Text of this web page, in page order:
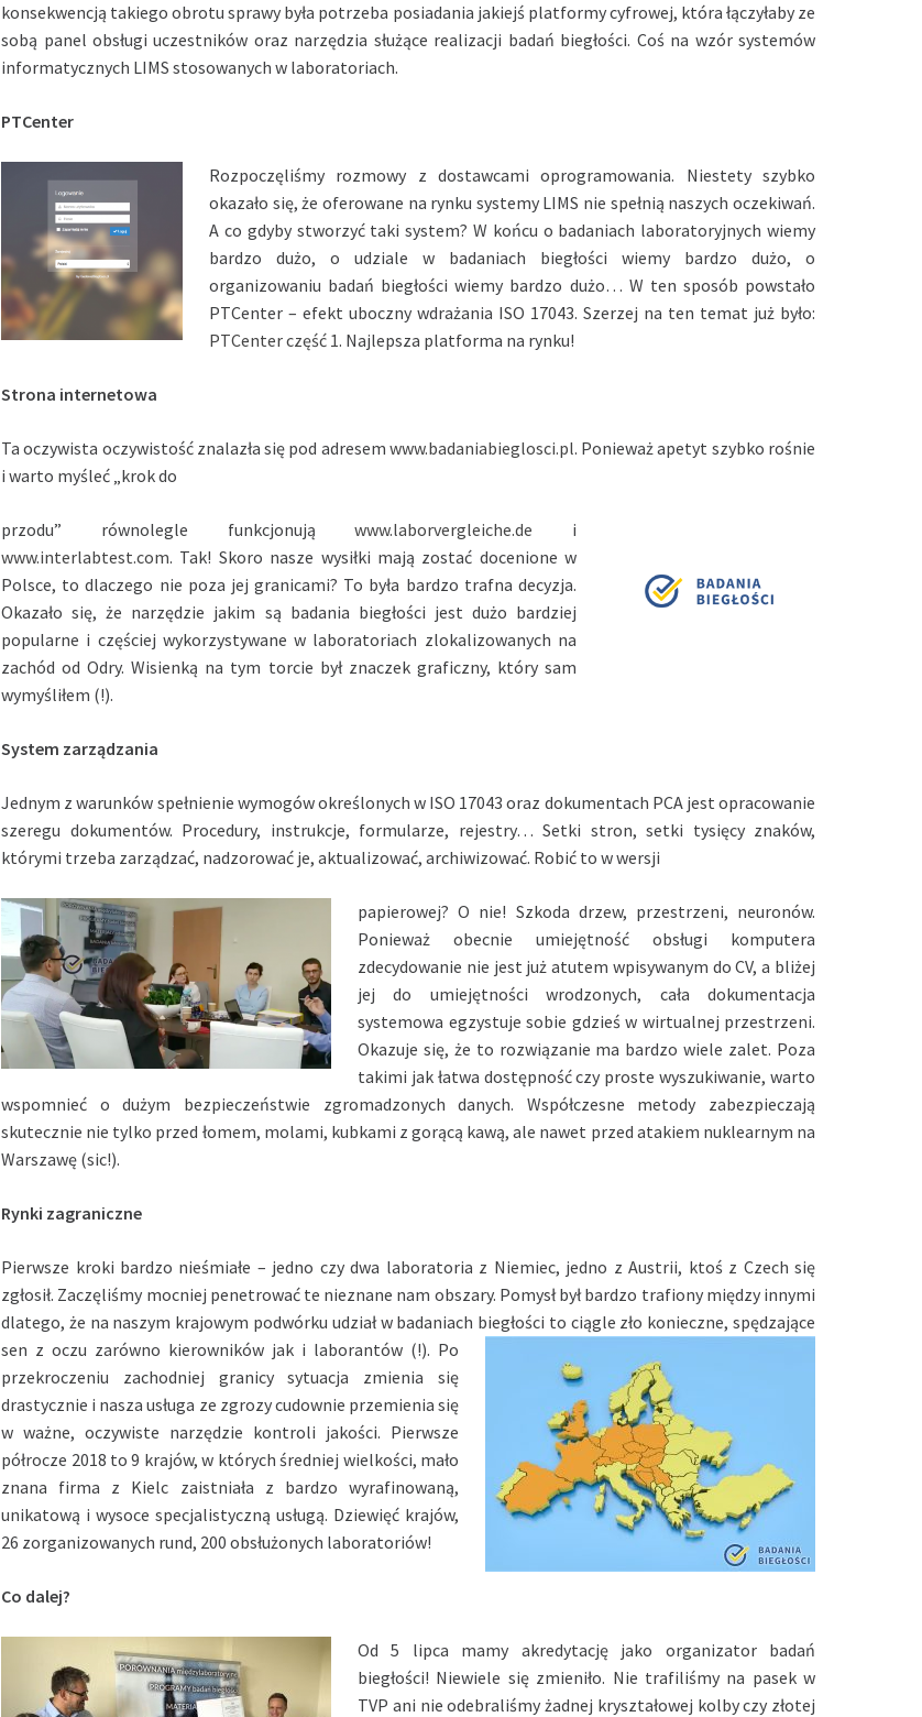
konsekwencją takiego obrotu sprawy była potrzeba posiadania jakiejś platformy cyfrowej, która łączyłaby ze
sobą panel obsługi uczestników oraz narzędzia służące realizacji badań biegłości. Coś na wzór systemów
informatycznych LIMS stosowanych w laboratoriach.
PTCenter
Rozpoczęliśmy rozmowy z dostawcami oprogramowania. Niestety szybko
okazało się, że oferowane na rynku systemy LIMS nie spełnią naszych oczekiwań.
A co gdyby stworzyć taki system? W końcu o badaniach laboratoryjnych wiemy
bardzo dużo, o udziale w badaniach biegłości wiemy bardzo dużo, o
organizowaniu badań biegłości wiemy bardzo dużo… W ten sposób powstało
PTCenter – efekt uboczny wdrażania ISO 17043. Szerzej na ten temat już było:
PTCenter część 1. Najlepsza platforma na rynku!
Strona internetowa
Ta oczywista oczywistość znalazła się pod adresem www.badaniabieglosci.pl. Ponieważ apetyt szybko rośnie
i warto myśleć „krok do
przodu” równolegle funkcjonująwww.laborvergleiche.de i
www.interlabtest.com. Tak! Skoro nasze wysiłki mają zostać docenione w
Polsce, to dlaczego nie poza jej granicami? To była bardzo trafna decyzja.
Okazało się, że narzędzie jakim są badania biegłości jest dużo bardziej
popularne i częściej wykorzystywane w laboratoriach zlokalizowanych na
zachód od Odry. Wisienką na tym torcie był znaczek graficzny, który sam
wymyśliłem (!).
System zarządzania
Jednym z warunków spełnienie wymogów określonych w ISO 17043 oraz dokumentach PCA jest opracowanie
szeregu dokumentów. Procedury, instrukcje, formularze, rejestry… Setki stron, setki tysięcy znaków,
którymi trzeba zarządzać, nadzorować je, aktualizować, archiwizować. Robić to w wersji
papierowej? O nie! Szkoda drzew, przestrzeni, neuronów.
Ponieważ obecnie umiejętność obsługi komputera
zdecydowanie nie jest już atutem wpisywanym do CV, a bliżej
jej do umiejętności wrodzonych, cała dokumentacja
systemowa egzystuje sobie gdzieś w wirtualnej przestrzeni.
Okazuje się, że to rozwiązanie ma bardzo wiele zalet. Poza
takimi jak łatwa dostępność czy proste wyszukiwanie, warto
wspomnieć o dużym bezpieczeństwie zgromadzonych danych. Współczesne metody zabezpieczają
skutecznie nie tylko przed łomem, molami, kubkami z gorącą kawą, ale nawet przed atakiem nuklearnym na
Warszawę (sic!).
Rynki zagraniczne
Pierwsze kroki bardzo nieśmiałe – jedno czy dwa laboratoria z Niemiec, jedno z Austrii, ktoś z Czech się
zgłosił. Zaczęliśmy mocniej penetrować te nieznane nam obszary. Pomysł był bardzo trafiony między innymi
dlatego, że na naszym krajowym podwórku udział w badaniach biegłości to ciągle zło konieczne, spędzające
sen z oczu zarówno kierowników jak i laborantów (!). Po
przekroczeniu zachodniej granicy sytuacja zmienia się
drastycznie i nasza usługa ze zgrozy cudownie przemienia się
w ważne, oczywiste narzędzie kontroli jakości. Pierwsze
półrocze 2018 to 9 krajów, w których średniej wielkości, mało
znana firma z Kielc zaistniała z bardzo wyrafinowaną,
unikatową i wysoce specjalistyczną usługą. Dziewięć krajów,
26 zorganizowanych rund, 200 obsłużonych laboratoriów!
Co dalej?
Od 5 lipca mamy akredytację jako organizator badań
biegłości! Niewiele się zmieniło. Nie trafiliśmy na pasek w
TVP ani nie odebraliśmy żadnej kryształowej kolby czy złotej